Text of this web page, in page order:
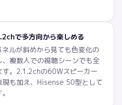
で多方向から楽しめる
ルが斜めから見ても色変化の
複数人での視聴シーンでも全
す。2.1.2chの60Wスピーカー
現も加え、Hisense 50型として